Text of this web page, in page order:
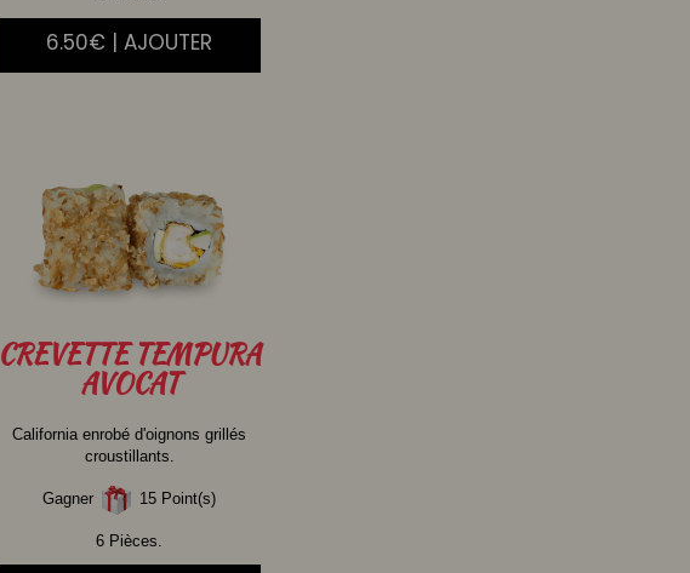
6.50€ | AJOUTER
CREVETTETEMPURA
AVOCAT
California enrobé d'oignons grillés
croustillants.
Gagner 15 Point(s)
6 Pièces.